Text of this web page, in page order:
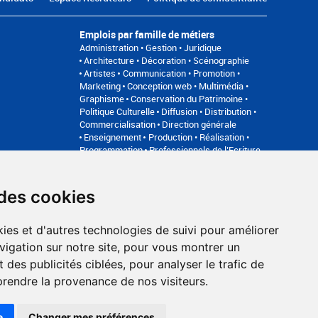
cookies
et d'autres technologies de suivi pour améliorer
sur notre site, pour vous montrer un
des publicités ciblées, pour analyser le trafic de
la provenance de nos visiteurs.
Emplois par famille de métiers
Administration • Gestion • Juridique
Architecture • Décoration • Scénographie
Artistes
Communication • Promotion •
Marketing Conception web • Multimédia •
Graphisme Conservation du Patrimoine •
Politique Culturelle Diffusion • Distribution •
Commercialisation Direction générale
Enseignement
Production • Réalisation •
Programmation Professionnels de l’Ecriture
Accompagnement professionnel
Bilan de compétences, coaching, techniques de recherche
d'emploi, entretien conseil.
www.profilculture-competences.com